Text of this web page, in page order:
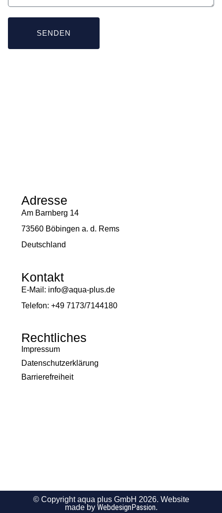
SENDEN
Adresse
Am Barnberg 14
73560 Böbingen a. d. Rems
Deutschland
Kontakt
E-Mail: info@aqua-plus.de
Telefon: +49 7173/7144180
Rechtliches
Impressum
Datenschutzerklärung
Barrierefreiheit
© Copyright aqua plus GmbH 2026. Website
made by WebdesignPassion.